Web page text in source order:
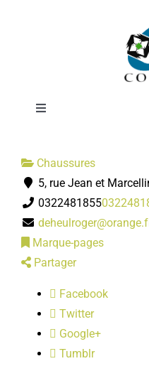
Toggle
DÉMARCHES
SERVICES MUNICIPAUX
PRATIQUE
LOISIRS
Chaussures
5, rue Jean et
0322481855
Marque-pages
Partager
Facebook
Twitter
Google+
Tumblr